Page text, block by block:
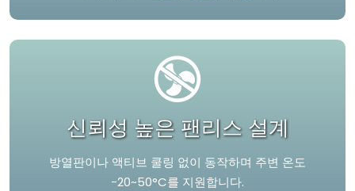
신뢰성 높은 팬리스 설계
방열판이나 액티브 쿨링 없이 동작하며 주변 온도
-20~50°C를 지원합니다.